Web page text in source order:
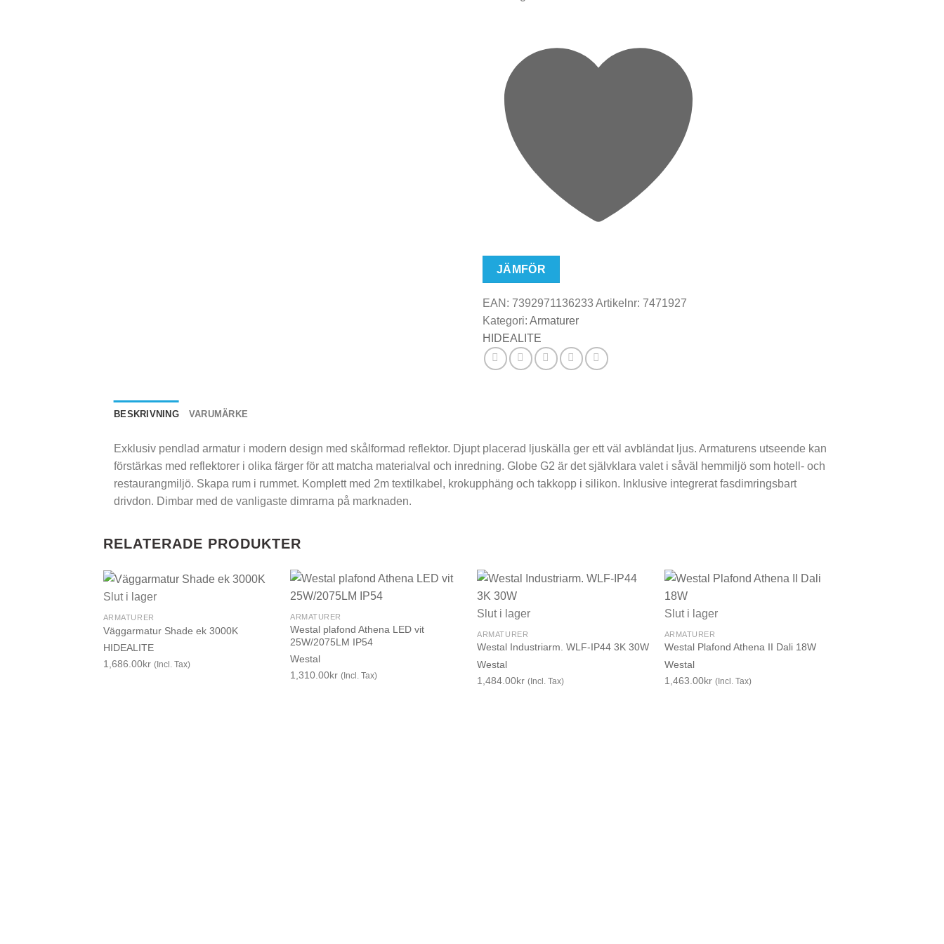
JÄMFÖR
EAN: 7392971136233 Artikelnr: 7471927
Kategori: Armaturer
HIDEALITE
BESKRIVNING VARUMÄRKE
Exklusiv pendlad armatur i modern design med skålformad reflektor. Djupt placerad ljuskälla ger ett väl avbländat ljus. Armaturens utseende kan
förstärkas med reflektorer i olika färger för att matcha materialval och inredning. Globe G2 är det självklara valet i såväl hemmiljö som hotell- och
restaurangmiljö. Skapa rum i rummet. Komplett med 2m textilkabel, krokupphäng och takkopp i silikon. Inklusive integrerat fasdimringsbart
drivdon. Dimbar med de vanligaste dimrarna på marknaden.
RELATERADE PRODUKTER
Slut i lager
ARMATURER
Väggarmatur Shade ek 3000K
HIDEALITE
1,686.00kr (Incl. Tax)
ARMATURER
Westal plafond Athena LED vit
25W/2075LM IP54
Westal
1,310.00kr (Incl. Tax)
Slut i lager
ARMATURER
Westal Industriarm. WLF-IP44 3K 30W
Westal
1,484.00kr (Incl. Tax)
Slut i lager
ARMATURER
Westal Plafond Athena II Dali 18W
Westal
1,463.00kr (Incl. Tax)